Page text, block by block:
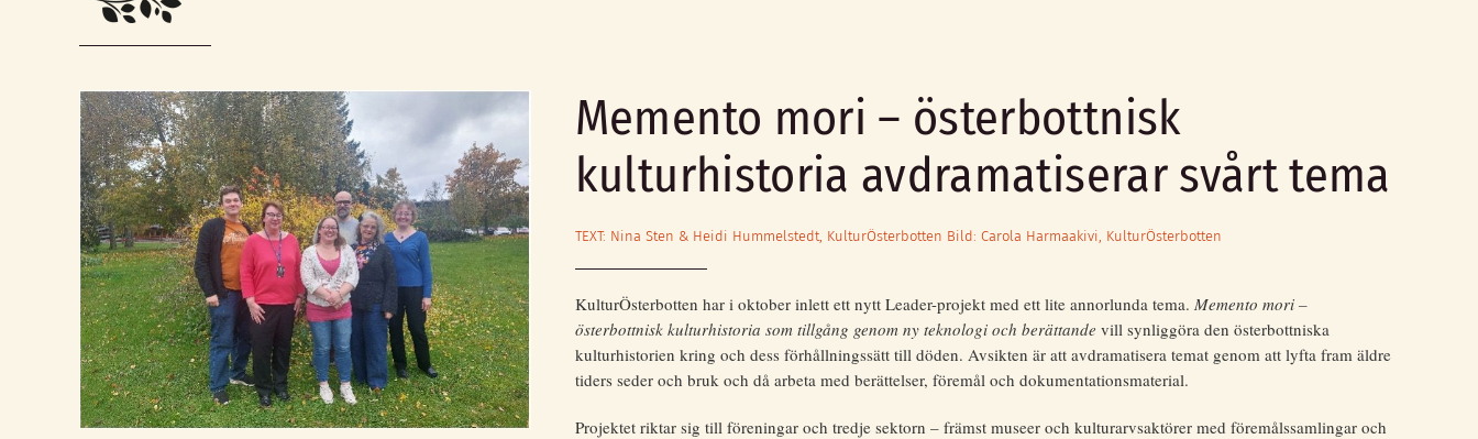
Memento mori – österbottnisk
kulturhistoria avdramatiserar svårt tema
TEXT: Nina Sten & Heidi Hummelstedt, KulturÖsterbotten Bild: Carola Harmaakivi, KulturÖsterbotten
KulturÖsterbotten har i oktober inlett ett nytt Leader-projekt med ett lite annorlunda tema. Memento mori –
österbottnisk kulturhistoria som tillgång genom ny teknologi och berättande vill synliggöra den österbottniska
kulturhistorien kring och dess förhållningssätt till döden. Avsikten är att avdramatisera temat genom att lyfta fram äldre
tiders seder och bruk och då arbeta med berättelser, föremål och dokumentationsmaterial.
Projektet riktar sig till föreningar och tredje sektorn – främst museer och kulturarvsaktörer med föremålssamlingar och